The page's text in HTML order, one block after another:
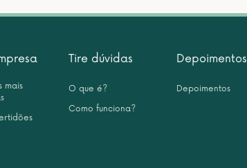
mais
Tire dúvidas
O que é?
Como funciona?
Depoimentos
Depoimentos